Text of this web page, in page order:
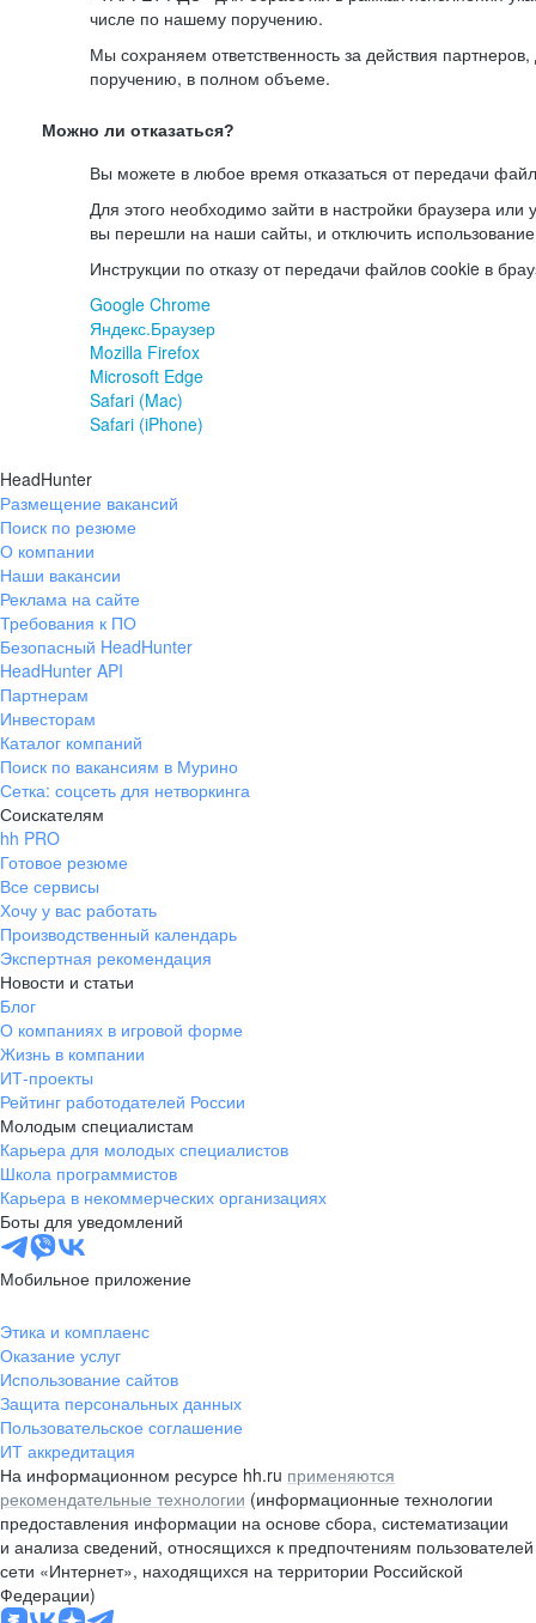
числе по нашему поручению.
Мы сохраняем ответственность за действия
поручению, в полном объеме.
Можно ли отказаться?
Вы можете в любое время отказаться от передачи
Для этого необходимо зайти в настройки браузера или
вы перешли на наши сайты, и отключить
Инструкции по отказу от передачи файлов cookie в
Google Chrome
Яндекс.Браузер
Mozilla Firefox
Microsoft Edge
Safari (Mac)
Safari (iPhone)
HeadHunter
Размещение вакансий
Поиск по резюме
О компании
Наши вакансии
Реклама на сайте
Требования к ПО
Безопасный HeadHunter
HeadHunter API
Партнерам
Инвесторам
Каталог компаний
Поиск по вакансиям в Мурино
Сетка: соцсеть для нетворкинга
Соискателям
hh PRO
Готовое резюме
Все сервисы
Хочу у вас работать
Производственный календарь
Экспертная рекомендация
Новости и статьи
Блог
О компаниях в игровой форме
Жизнь в компании
ИТ-проекты
Рейтинг работодателей России
Молодым специалистам
Карьера для молодых специалистов
Школа программистов
Карьера в некоммерческих организациях
Боты для уведомлений
Мобильное приложение
Этика и комплаенс
Оказание услуг
Использование сайтов
Защита персональных данных
Пользовательское соглашение
ИТ аккредитация
На информационном ресурсе hh.ru применяются
рекомендательные технологии (информационные технологии
предоставления информации на основе сбора, систематизации
и анализа сведений, относящихся к предпочтениям пользователей
сети «Интернет», находящихся на территории Российской
Федерации)